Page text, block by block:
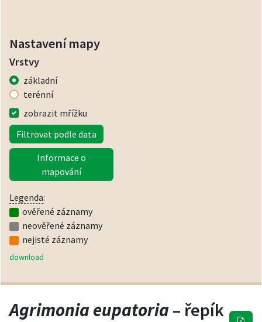
Nastavení mapy
Vrstvy
základní
terénní
zobrazit mřížku
Filtrovat podle data
Informace o
mapování
Legenda:
ověřené záznamy
neověřené záznamy
nejisté záznamy
download
Agrimonia eupatoria– řepík